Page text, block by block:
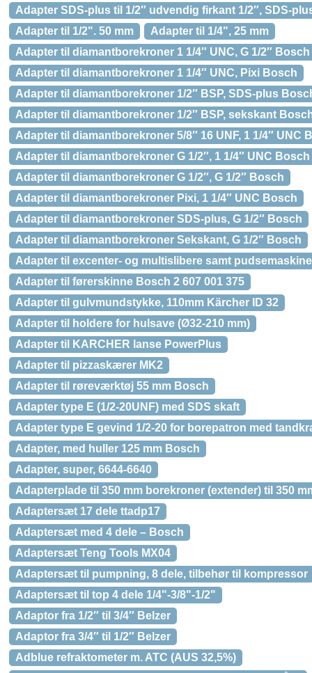
Adapter SDS-plus til 1/2″ udvendig firkant 1/2″, SDS-
Adapter til 1/2". 50 mm
Adapter til 1/4", 25 mm
Adapter til diamantborekroner 1 1/4″ UNC, G 1/2″ Bosch
Adapter til diamantborekroner 1 1/4″ UNC, Pixi Bosch
Adapter til diamantborekroner 1/2″ BSP, SDS-plus
Adapter til diamantborekroner 1/2″ BSP, sekskant
Adapter til diamantborekroner 5/8″ 16 UNF, 1 1/4″ UNC
Adapter til diamantborekroner G 1/2″, 1 1/4″ UNC Bosch
Adapter til diamantborekroner G 1/2″, G 1/2″ Bosch
Adapter til diamantborekroner Pixi, 1 1/4″ UNC Bosch
Adapter til diamantborekroner SDS-plus, G 1/2″ Bosch
Adapter til diamantborekroner Sekskant, G 1/2″ Bosch
Adapter til excenter- og multislibere samt
Adapter til førerskinne Bosch 2 607 001 375
Adapter til gulvmundstykke, 110mm Kärcher ID 32
Adapter til holdere for hulsave (Ø32-210 mm)
Adapter til KARCHER lanse PowerPlus
Adapter til pizzaskærer MK2
Adapter til røreværktøj 55 mm Bosch
Adapter type E (1/2-20UNF) med SDS skaft
Adapter type E gevind 1/2-20 for borepatron med
Adapter, med huller 125 mm Bosch
Adapter, super, 6644-6640
Adapterplade til 350 mm borekroner (extender) til 350
Adaptersæt 17 dele ttadp17
Adaptersæt med 4 dele – Bosch
Adaptersæt Teng Tools MX04
Adaptersæt til pumpning, 8 dele, tilbehør til kompressor
Adaptersæt til top 4 dele 1/4"-3/8"-1/2"
Adaptor fra 1/2″ til 3/4″ Belzer
Adaptor fra 3/4″ til 1/2″ Belzer
Adblue refraktometer m. ATC (AUS 32,5%)